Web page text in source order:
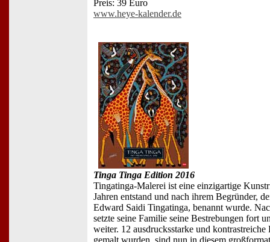
Preis: 39 Euro
www.heye-kalender.de
Tinga Tinga Edition 2016
Tingatinga-Malerei ist eine einzigartige
Jahren entstand und nach ihrem Begründer,
Edward Saidi Tingatinga, benannt wurde.
setzte seine Familie seine Bestrebungen fort
weiter. 12 ausdrucksstarke und
gemalt wurden, sind nun in diesem